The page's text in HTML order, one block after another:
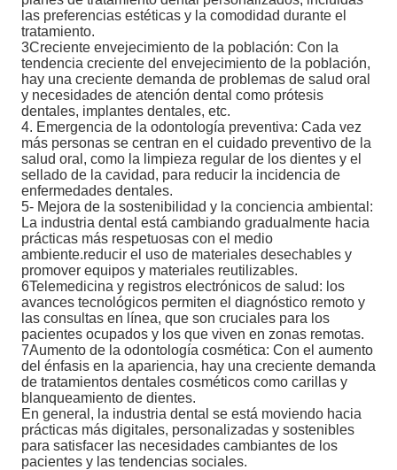
las preferencias estéticas y la comodidad durante el
tratamiento.
3Creciente envejecimiento de la población: Con la
tendencia creciente del envejecimiento de la población,
hay una creciente demanda de problemas de salud oral
y necesidades de atención dental como prótesis
dentales, implantes dentales, etc.
4. Emergencia de la odontología preventiva: Cada vez
más personas se centran en el cuidado preventivo de la
salud oral, como la limpieza regular de los dientes y el
sellado de la cavidad, para reducir la incidencia de
enfermedades dentales.
5- Mejora de la sostenibilidad y la conciencia ambiental:
La industria dental está cambiando gradualmente hacia
prácticas más respetuosas con el medio
ambiente.reducir el uso de materiales desechables y
promover equipos y materiales reutilizables.
6Telemedicina y registros electrónicos de salud: los
avances tecnológicos permiten el diagnóstico remoto y
las consultas en línea, que son cruciales para los
pacientes ocupados y los que viven en zonas remotas.
7Aumento de la odontología cosmética: Con el aumento
del énfasis en la apariencia, hay una creciente demanda
de tratamientos dentales cosméticos como carillas y
blanqueamiento de dientes.
En general, la industria dental se está moviendo hacia
prácticas más digitales, personalizadas y sostenibles
para satisfacer las necesidades cambiantes de los
pacientes y las tendencias sociales.